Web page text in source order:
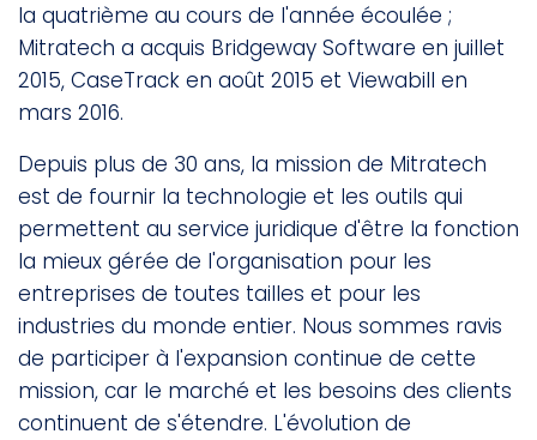
la quatrième au cours de l'année écoulée ;
Mitratech a acquis Bridgeway Software en juillet
2015, CaseTrack en août 2015 et Viewabill en
mars 2016.
Depuis plus de 30 ans, la mission de Mitratech
est de fournir la technologie et les outils qui
permettent au service juridique d'être la fonction
la mieux gérée de l'organisation pour les
entreprises de toutes tailles et pour les
industries du monde entier. Nous sommes ravis
de participer à l'expansion continue de cette
mission, car le marché et les besoins des clients
continuent de s'étendre. L'évolution de